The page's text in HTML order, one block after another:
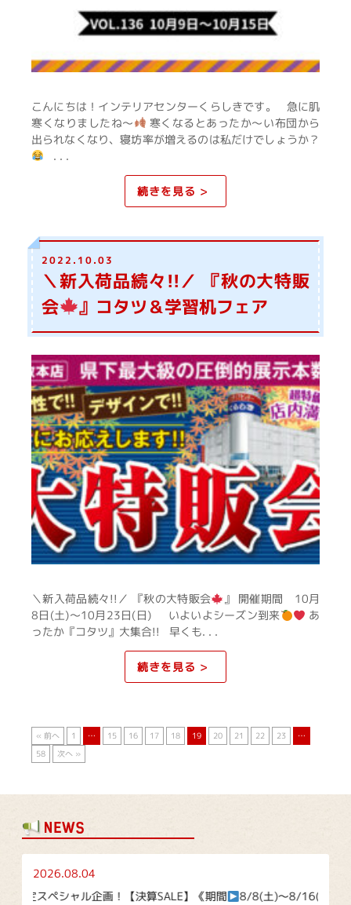
こんにちは！インテリアセンターくらしきです。 急に肌
寒くなりましたね～
寒くなるとあったか～い布団から
出られなくなり、寝坊率が増えるのは私だけでしょうか？
. . .
続きを見る >
2022.10.03
＼新入荷品続々!!／ 『秋の大特販
会
』コタツ＆学習机フェア
＼新入荷品続々!!／ 『秋の大特販会
』 開催期間 10月
8日(土)～10月23日(日) いよいよシーズン到来
あ
ったか『コタツ』大集合!! 早くも. . .
続きを見る >
« 前へ 1 … 15 16 17 18 19 20 21 22 23
…
58
次へ »
2026.08.04
ペシャル企画！【決算SALE】《期間
8/8(土)～8/16(日)》